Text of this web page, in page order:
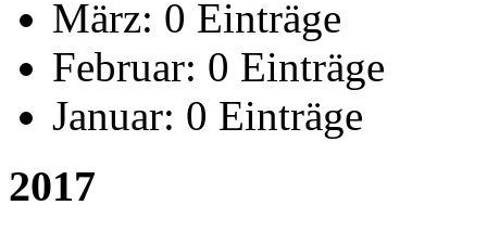
März: 0 Einträge
Februar: 0 Einträge
Januar: 0 Einträge
2017